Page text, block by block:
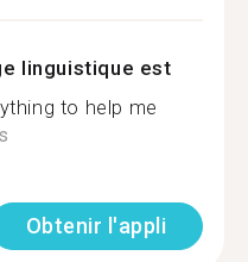
linguistique est
to help me
Obtenir l'appli